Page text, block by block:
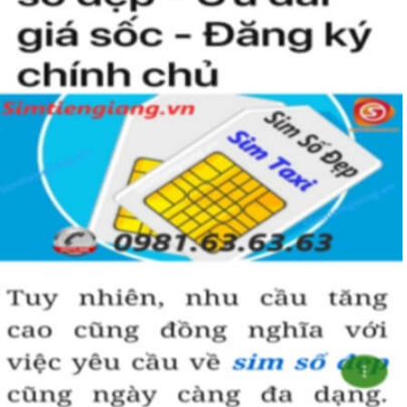
Simtiengiang.vn.
Sim Tiền Giang là đơn vị cung cấp sim số đẹp lục quý 9, sim giá rẻ
uy tín chất lượng.
Chọn mua sim số đẹp thường mất nhiều thời gian ở khoản lựa số,
một số phải vừa đẹp, vừa tốt về phong thủy thì mới là sim hoàn
hảo. Vậy phải làm sao?
- Cách nhanh nhất để chọn mua được sim lục quý 9 là bạn vào
trang chủ của Sim Tiền Giang, chọn mục “Sim giảm giá “ ở ngay
đầu trang chủ. Đây là danh sách sim được đại lý giảm giá vì một số
lý do nên bạn có thể chọn mua được số đẹp lại có giá cực rẻ nữa.
Ngoài ra quý khách chưa ưng ý về sim luc quy 9 có cũng thể tham
khảo thêm Sim Vinaphone,Sim Gmobile, Sim Lục Quý,Sim Năm
Sinh..